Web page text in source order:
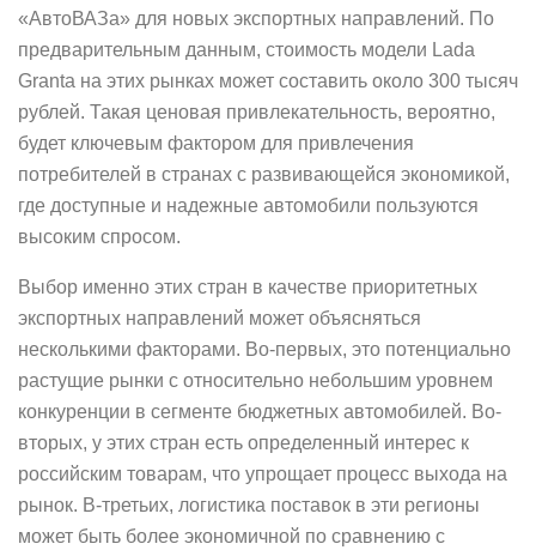
«АвтоВАЗа» для новых экспортных направлений. По
предварительным данным, стоимость модели Lada
Granta на этих рынках может составить около 300 тысяч
рублей. Такая ценовая привлекательность, вероятно,
будет ключевым фактором для привлечения
потребителей в странах с развивающейся экономикой,
где доступные и надежные автомобили пользуются
высоким спросом.
Выбор именно этих стран в качестве приоритетных
экспортных направлений может объясняться
несколькими факторами. Во-первых, это потенциально
растущие рынки с относительно небольшим уровнем
конкуренции в сегменте бюджетных автомобилей. Во-
вторых, у этих стран есть определенный интерес к
российским товарам, что упрощает процесс выхода на
рынок. В-третьих, логистика поставок в эти регионы
может быть более экономичной по сравнению с